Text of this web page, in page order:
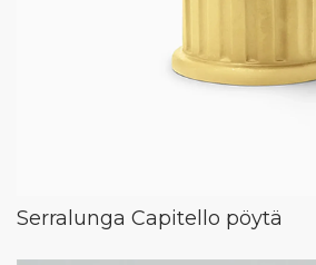
Serralunga Capitello pöytä